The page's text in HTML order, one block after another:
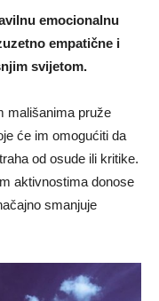
emocionalnu
empatične i
svijetom.
mališanima pruže
će im omogućiti da
od osude ili kritike.
aktivnostima donose
smanjuje